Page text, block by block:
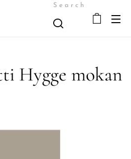
Search
Hygge mokan